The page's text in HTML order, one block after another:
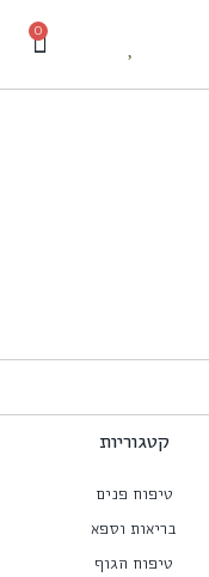
0
קטגוריות
טיפוח פנים
בריאות וספא
טיפוח הגוף